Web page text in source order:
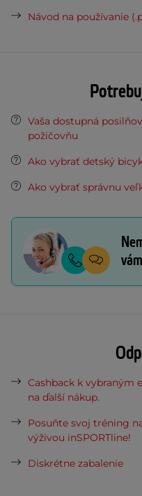
Návod na používanie
Vaša dostupná
požičovňu
Ako vybrať detský
Ako vybrať správnu
vám
Cashback k vybraným
na ďalší nákup.
Posuňte svoj tréning
výživou inSPORTline!
Diskrétne zabalenie